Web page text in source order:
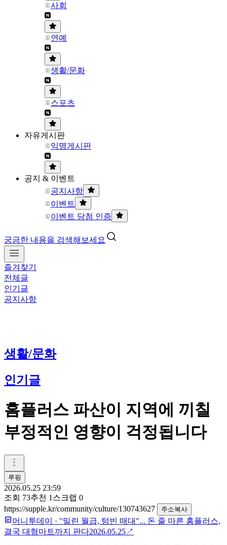
사회
연예
생활/문화
스포츠
자유게시판
익명게시판
공지 & 이벤트
공지사항
이벤트
이벤트 당첨 인증
궁금한 내용을 검색해보세요
즐겨찾기
전체글
인기글
공지사항
생활/문화
인기글
홈플러스 파산이 지역에 끼칠
부정적인 영향이 걱정됩니다
루핑
2026.05.25 23:59
조회 73추천 1 스크랩 0
https://supple.kr/community/culture/130743627
주소복사
머니투데이 · "밀린 월급, 텅빈 매대"... 돈 줄 마른 홈플러스,
결국 대형마트까지 판다2026.05.25↗